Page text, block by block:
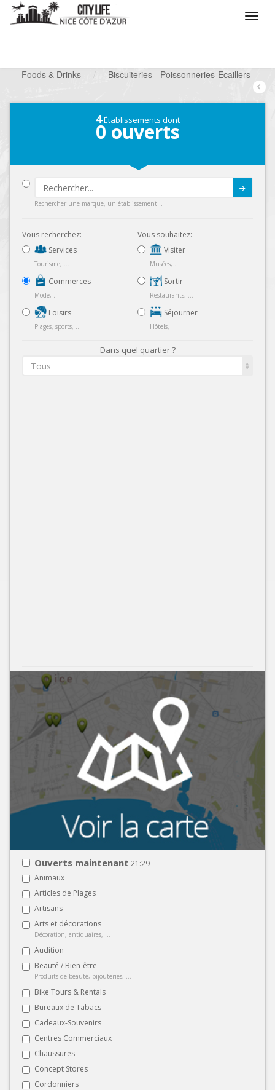
Foods & Drinks
/ Biscuiteries - Poissonneries-Ecaillers
4Établissements dont
0 ouverts
Rechercher une marque, un établissement...
Vous recherchez:
Services
Tourisme, ...
Commerces
Mode, ...
Loisirs
Plages, sports, ...
Vous souhaitez:
Visiter
Musées, ...
Sortir
Restaurants, ...
Séjourner
Hôtels, ...
Dans quel quartier ?
Tous
Ouverts maintenant 21:29
Animaux
Articles de Plages
Artisans
Arts et décorations
Décoration, antiquaires, ...
Audition
Beauté / Bien-être
Produits de beauté, bijouteries, ...
Bike Tours & Rentals
Bureaux de Tabacs
Cadeaux-Souvenirs
Centres Commerciaux
Chaussures
Concept Stores
Cordonniers